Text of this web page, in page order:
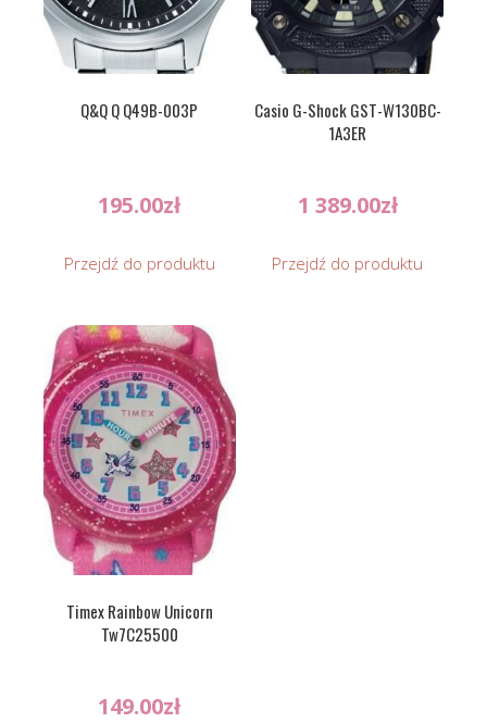
Q&Q Q Q49B-003P
195.00zł
Przejdź do produktu
Casio G-Shock GST-W130BC-
1A3ER
1 389.00zł
Przejdź do produktu
Timex Rainbow Unicorn
Tw7C25500
149.00zł